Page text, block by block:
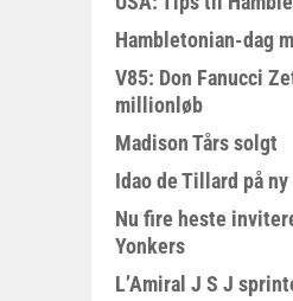
Hambletonian-dag
V85: Don Fanucci
millionløb
Madison Tårs solgt
Idao de Tillard på
Nu fire heste
Yonkers
L’Amiral J S J